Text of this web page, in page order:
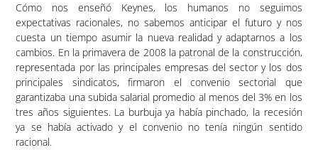
Cómo nos enseñó Keynes, los humanos no seguimos
expectativas racionales, no sabemos anticipar el futuro y nos
cuesta un tiempo asumir la nueva realidad y adaptarnos a los
cambios. En la primavera de 2008 la patronal de la construcción,
representada por las principales empresas del sector y los dos
principales sindicatos, firmaron el convenio sectorial que
garantizaba una subida salarial promedio al menos del 3% en los
tres años siguientes. La burbuja ya había pinchado, la recesión
ya se había activado y el convenio no tenía ningún sentido
racional.